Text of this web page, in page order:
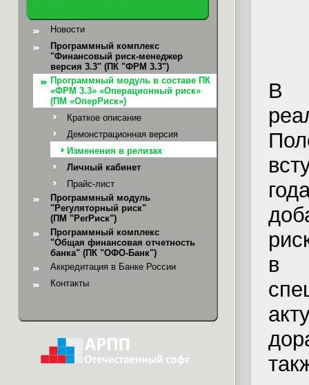
Новости
Программный комплекс
"Финансовый риск-менеджер
версия 3.3" (ПК "ФРМ 3.3")
Программный модуль в составе ПК
«ФРМ 3.3» «Операционный риск»
(ПМ «ОперРиск»)
Краткое описание
Демонстрационная версия
Изменения в релизах
Личный кабинет
Прайс-лист
Программный модуль
"Регуляторный риск"
(ПМ "РегРиск")
Программный комплекс
"Общая финансовая отчетность
банка" (ПК "ОФО-Банк")
Аккредитация в Банке России
Контакты
В
в